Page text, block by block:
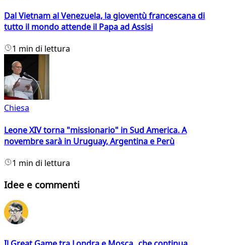
Dal Vietnam al Venezuela, la gioventù francescana di
tutto il mondo attende il Papa ad Assisi
1 min di lettura
Chiesa
Leone XIV torna "missionario" in Sud America. A
novembre sarà in Uruguay, Argentina e Perù
1 min di lettura
Idee e commenti